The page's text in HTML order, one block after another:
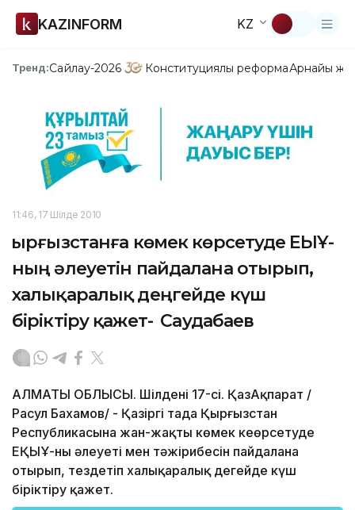
KAZINFORM KZ
Тренд:Сайлау-2026 Конституциялық реформаАрнайы
11:46, 17 Шілде 2010
Қырғызстанға көмек көрсетуде ЕҚЫҰ-
ның әлеуетін пайдалана отырып,
халықаралық деңгейде күш
біріктіру қажет- Қ Саудабаев
АЛМАТЫ ОБЛЫСЫ. Шілденің 17-сі. ҚазАқпарат /
Расул Бахамов/ - Қазіргі таңда Қырғызстан
Республикасына жан-жақты көмек кеөрсетуде
ЕҚЫҰ-ның әлеуеті мен тәжірибесін пайдалана
отырып, тездетіп халықаралық деңгейде күш
біріктіру қажет.